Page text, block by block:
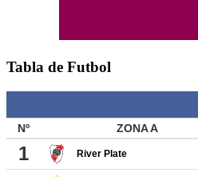
Tabla de Futbol